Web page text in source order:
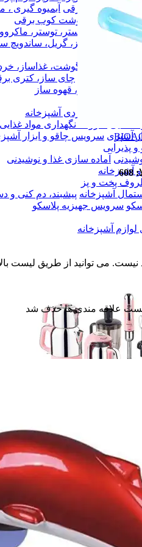
کن ، آسیاب برقی آبمیوه گیری
برقی همزن، گوشت کوب برقی
آون توستر، توستر،
ساز
کباب پز، گریل، ساندویچ
خردکن
چرخ گوشت، غذاساز،
سماور برقی
چای ساز، کتری
اسپرسوساز، قهوه ساز
لوازم کاربردی آشپزخانه
ظروف نگهداری مواد غذایی
آشپزی سرویس چاقو و ابزار
پذیرایی
آماده سازی غذا و نوشیدنی
آشپزخانه
پخت و پز
آشپزخانه پیشبند، دم کنی و
سرویس جهیزیه پلاسکو
آشپزخانه
لوازم برقی خانگی
جاروبرقی، جاروشارژی
برقی
هیتر، بخاری برقی،
آبسرد کن، یخچال
می توانید از طریق لیست
علاقه مندی ها حذف شد